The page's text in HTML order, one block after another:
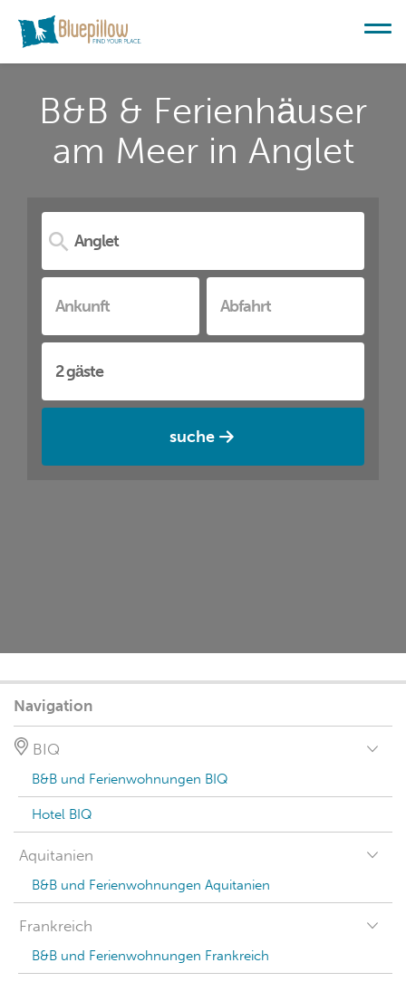
B&B & Ferienhäuser
am Meer in Anglet
suche
Navigation
BIQ
B&B und Ferienwohnungen BIQ
Hotel BIQ
Aquitanien
B&B und Ferienwohnungen Aquitanien
Frankreich
B&B und Ferienwohnungen Frankreich